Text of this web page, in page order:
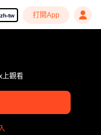
zh-tw 打開App
上觀看